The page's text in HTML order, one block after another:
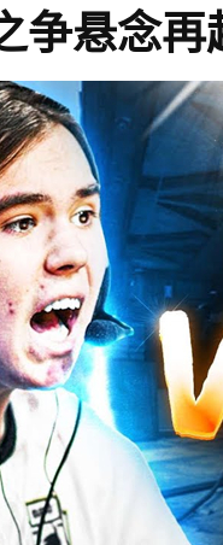
争悬念再